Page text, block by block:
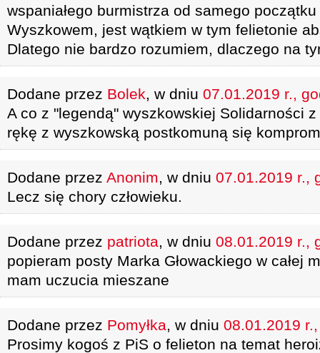
wspaniałego burmistrza od samego
Wyszkowem, jest wątkiem w tym felietonie
Dlatego nie bardzo rozumiem, dlaczego na
Dodane przez Bolek, w dniu 07.01.2019 r.,
A co z "legendą" wyszkowskiej Solidarności
rękę z wyszkowską postkomuną się
Dodane przez Anonim, w dniu 07.01.2019 r.,
Lecz się chory człowieku.
Dodane przez patriota, w dniu 08.01.2019 r.,
popieram posty Marka Głowackiego w całej
mam uczucia mieszane
Dodane przez Pomyłka, w dniu 08.01.2019
Prosimy kogoś z PiS o felieton na temat